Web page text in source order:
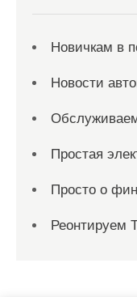
Новичкам в
Новости
Простая
Просто о
Реонтируем